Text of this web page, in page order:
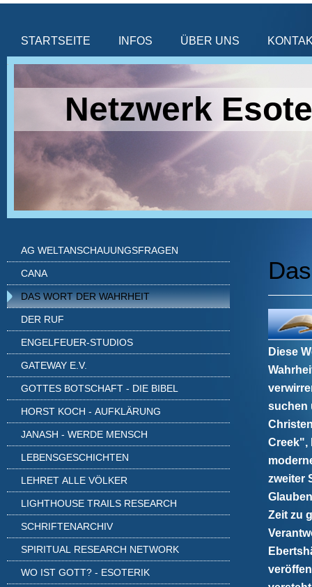
STARTSEITE INFOS ÜBER UNS
Netzwerk
Diese
suchen
Creek",
zweiter
Zeit zu
AG WELTANSCHAUUNGSFRAGEN
CANA
DAS WORT DER WAHRHEIT
DER RUF
ENGELFEUER-STUDIOS
GATEWAY E.V.
GOTTES BOTSCHAFT - DIE BIBEL
HORST KOCH - AUFKLÄRUNG
JANASH - WERDE MENSCH
LEBENSGESCHICHTEN
LEHRET ALLE VÖLKER
LIGHTHOUSE TRAILS RESEARCH
SCHRIFTENARCHIV
SPIRITUAL RESEARCH NETWORK
WO IST GOTT? - ESOTERIK